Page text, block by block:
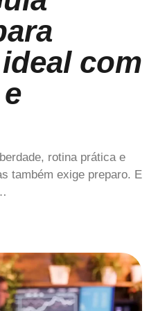
com
rotina prática e
também exige preparo. E